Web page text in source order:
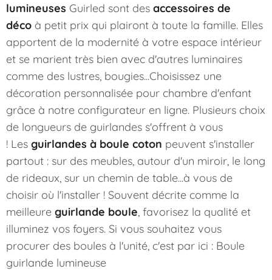
lumineuses Guirled sont des accessoires de
déco à petit prix qui plairont à toute la famille. Elles
apportent de la modernité à votre espace intérieur
et se marient très bien avec d'autres luminaires
comme des lustres, bougies...Choisissez une
décoration personnalisée pour chambre d'enfant
grâce à notre configurateur en ligne. Plusieurs choix
de longueurs de guirlandes s'offrent à vous
! Les guirlandes à boule coton peuvent s'installer
partout : sur des meubles, autour d'un miroir, le long
de rideaux, sur un chemin de table...à vous de
choisir où l'installer ! Souvent décrite comme la
meilleure guirlande boule , favorisez la qualité et
illuminez vos foyers. Si vous souhaitez vous
procurer des boules à l'unité, c'est par ici : Boule
guirlande lumineuse